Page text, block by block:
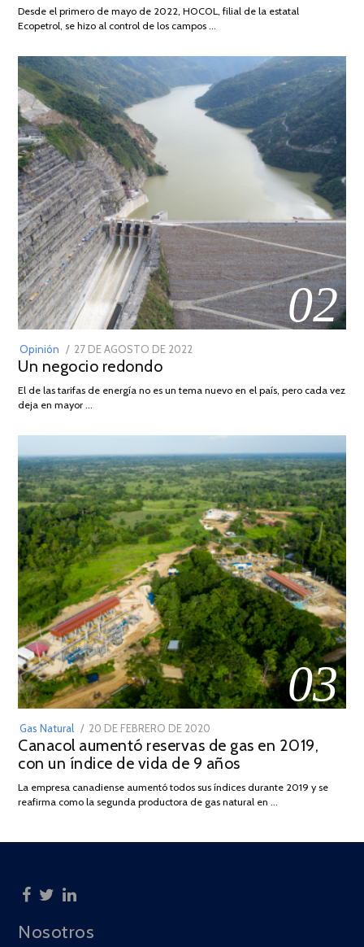
2026
Desde el primero de mayo de 2022, HOCOL, filial de la estatal
Ecopetrol, se hizo al control de los campos …
02
Opinión
POSTED
ON
27 DE AGOSTO DE 2022
DE
Un negocio redondo
El de las tarifas de energía no es un tema nuevo en el país, pero cada vez
deja en mayor …
03
Gas Natural
POSTED
ON
20 DE FEBRERO DE 2020
DE
JULIO
2025
Canacol aumentó reservas de gas en 2019,
con un índice de vida de 9 años
La empresa canadiense aumentó todos sus índices durante 2019 y se
reafirma como la segunda productora de gas natural en …
Nosotros